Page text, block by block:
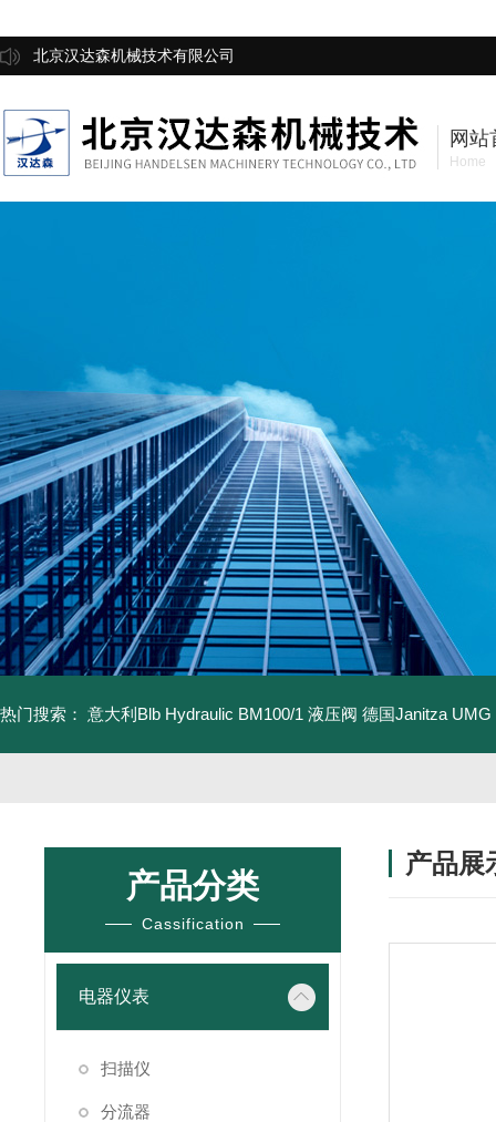
北京汉达森机械技术有限公司
网站
Home
热门搜索： 意大利Blb Hydraulic BM100/1 液压阀 德国Janitza UMG
产品分类
Cassification
电器仪表
扫描仪
分流器
产品展